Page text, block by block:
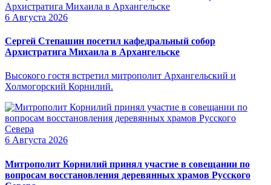
6 Августа 2026
Сергей Степашин посетил кафедральный собор
Архистратига Михаила в Архангельске
Высокого гостя встретил митрополит Архангельский и
Холмогорский Корнилий.
6 Августа 2026
Митрополит Корнилий принял участие в совещании по
вопросам восстановления деревянных храмов Русского